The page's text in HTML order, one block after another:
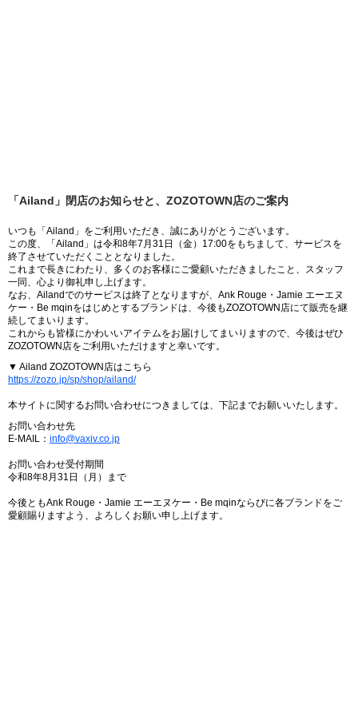
「Ailand」閉店のお知らせと、ZOZOTOWN店のご案内
いつも「Ailand」をご利用いただき、誠にありがとうございます。
この度、「Ailand」は令和8年7月31日（金）17:00をもちまして、サービスを
終了させていただくこととなりました。
これまで長きにわたり、多くのお客様にご愛顧いただきましたこと、スタッフ
一同、心より御礼申し上げます。
なお、Ailandでのサービスは終了となりますが、Ank Rouge・Jamie エーエヌ
ケー・Be mqinをはじめとするブランドは、今後もZOZOTOWN店にて販売を継
続してまいります。
これからも皆様にかわいいアイテムをお届けしてまいりますので、今後はぜひ
ZOZOTOWN店をご利用いただけますと幸いです。
▼ Ailand ZOZOTOWN店はこちら
https://zozo.jp/sp/shop/ailand/
本サイトに関するお問い合わせにつきましては、下記までお願いいたします。
お問い合わせ先
E-MAIL： info@vaxiv.co.jp
お問い合わせ受付期間
令和8年8月31日（月）まで
今後ともAnk Rouge・Jamie エーエヌケー・Be mqinならびに各ブランドをご
愛顧賜りますよう、よろしくお願い申し上げます。